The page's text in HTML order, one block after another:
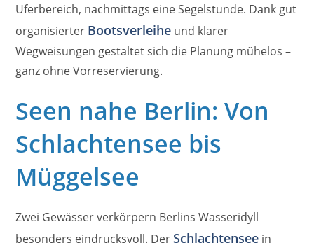
Uferbereich, nachmittags eine Segelstunde. Dank gut
organisierter Bootsverleihe und klarer
Wegweisungen gestaltet sich die Planung mühelos –
ganz ohne Vorreservierung.
Seen nahe Berlin: Von
Schlachtensee bis
Müggelsee
Zwei Gewässer verkörpern Berlins Wasseridyll
besonders eindrucksvoll. DerSchlachtensee in